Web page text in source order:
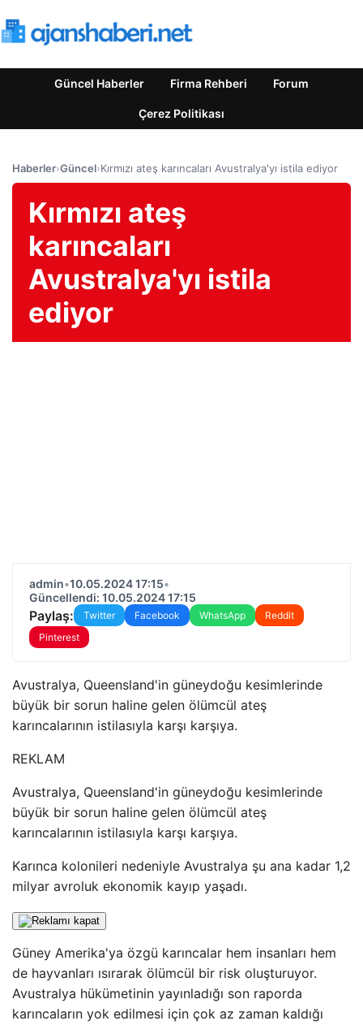
Güncel Haberler Firma Rehberi Forum
Çerez Politikası
Haberler›Güncel›Kırmızı ateş karıncaları Avustralya'yı istila ediyor
Kırmızı ateş
karıncaları
Avustralya'yı istila
ediyor
admin•10.05.2024 17:15•
Güncellendi: 10.05.2024 17:15
Paylaş: Twitter Facebook WhatsApp
Reddit
Pinterest
Avustralya, Queensland'in güneydoğu kesimlerinde
büyük bir sorun haline gelen ölümcül ateş
karıncalarının istilasıyla karşı karşıya.
REKLAM
Avustralya, Queensland'in güneydoğu kesimlerinde
büyük bir sorun haline gelen ölümcül ateş
karıncalarının istilasıyla karşı karşıya.
Karınca kolonileri nedeniyle Avustralya şu ana kadar 1,2
milyar avroluk ekonomik kayıp yaşadı.
Güney Amerika'ya özgü karıncalar hem insanları hem
de hayvanları ısırarak ölümcül bir risk oluşturuyor.
Avustralya hükümetinin yayınladığı son raporda
karıncaların yok edilmesi için çok az zaman kaldığı